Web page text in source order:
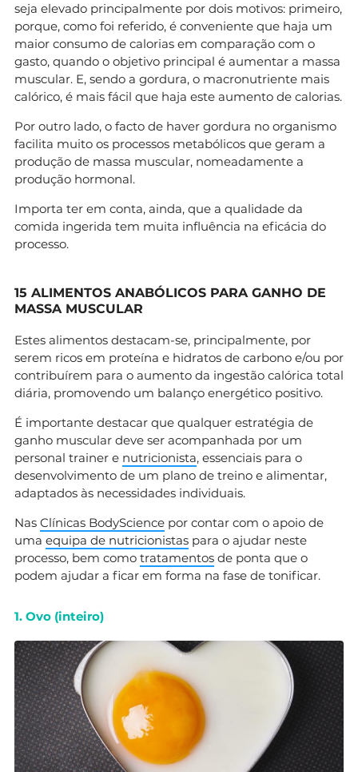
seja elevado principalmente por dois motivos: primeiro,
porque, como foi referido, é conveniente que haja um
maior consumo de calorias em comparação com o
gasto, quando o objetivo principal é aumentar a massa
muscular. E, sendo a gordura, o macronutriente mais
calórico, é mais fácil que haja este aumento de calorias.
Por outro lado, o facto de haver gordura no organismo
facilita muito os processos metabólicos que geram a
produção de massa muscular, nomeadamente a
produção hormonal.
Importa ter em conta, ainda, que a qualidade da
comida ingerida tem muita influência na eficácia do
processo.
15 ALIMENTOS ANABÓLICOS PARA GANHO DE
MASSA MUSCULAR
Estes alimentos destacam-se, principalmente, por
serem ricos em proteína e hidratos de carbono e/ou por
contribuírem para o aumento da ingestão calórica total
diária, promovendo um balanço energético positivo.
É importante destacar que qualquer estratégia de
ganho muscular deve ser acompanhada por um
personal trainer e nutricionista, essenciais para o
desenvolvimento de um plano de treino e alimentar,
adaptados às necessidades individuais.
Nas Clínicas BodyScience por contar com o apoio de
uma equipa de nutricionistas para o ajudar neste
processo, bem como tratamentos de ponta que o
podem ajudar a ficar em forma na fase de tonificar.
1. Ovo (inteiro)